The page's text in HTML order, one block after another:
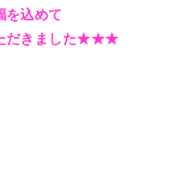
を込めて
だきました★★★